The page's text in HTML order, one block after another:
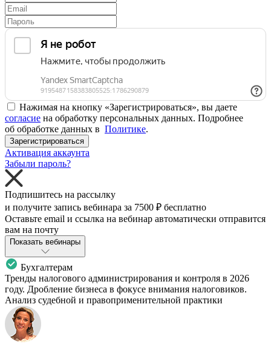
Нажимая на кнопку «Зарегистрироваться», вы даете
согласие на обработку персональных данных. Подробнее
об обработке данных в Политике.
Зарегистрироваться
Активация аккаунта
Забыли пароль?
Подпишитесь на рассылку
и получите запись вебинара за 7500 ₽ бесплатно
Оставьте email и ссылка на вебинар автоматически отправится
вам на почту
Показать вебинары
Бухгалтерам
Тренды налогового администрирования и контроля в 2026
году. Дробление бизнеса в фокусе внимания налоговиков.
Анализ судебной и правоприменительной практики